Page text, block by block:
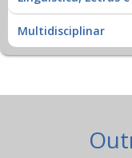
Multidisciplinar